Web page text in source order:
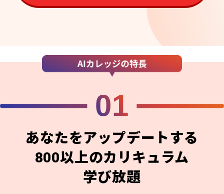
01
あなたをアップデートする
800以上のカリキュラム
学び放題